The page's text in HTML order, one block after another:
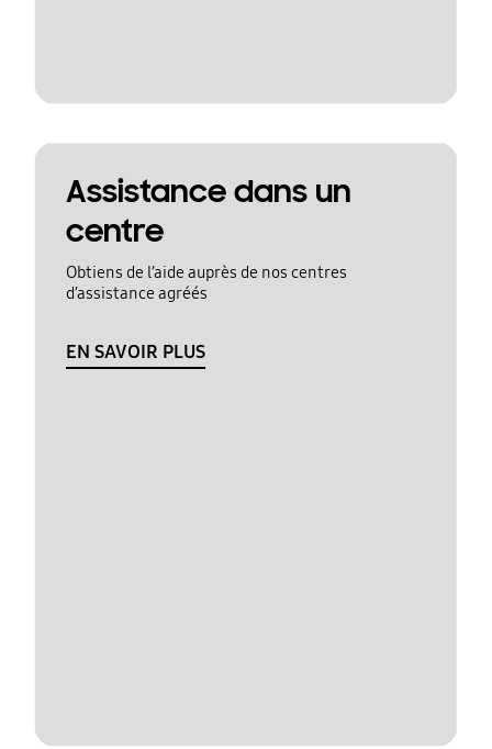
Assistance dans un
centre
Obtiens de l’aide auprès de nos centres
d’assistance agréés
EN SAVOIR PLUS